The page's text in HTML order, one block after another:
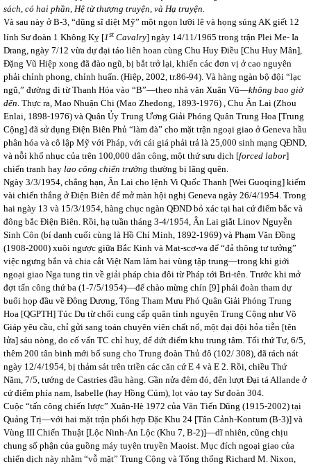
sách, có hai phần, Hệ từ thượng truyện, và Hạ truyện.
Và sau này ở B-3, “dũng sĩ diệt Mỹ” một ngọn lưỡi lê và họng súng AK giết 12
lính Sư đoàn 1 Không Kỵ [1stCavalry] ngày 14/11/1965 trong trận Plei Me- Ia
Drang, ngày 7/12 vừa dự đại táo liên hoan cùng Chu Huy Điều [Chu Huy Mân],
Đặng Vũ Hiệp xong đã đào ngũ, bị bắt trở lại, khiến các đơn vị ở cao nguyên
phải chỉnh phong, chỉnh huấn. (Hiệp, 2002, tr.86-94). Và hàng ngàn bộ đội “lạc
ngũ,” đường đi từ Thanh Hóa vào “B”—theo nhà văn Xuân Vũ—không bao giờ
đến. Thực ra, Mao Nhuận Chi (Mao Zhedong, 1893-1976) , Chu Ân Lai (Zhou
Enlai, 1898-1976) và Quân Ủy Trung Ương Giải Phóng Quân Trung Hoa [Trung
Cộng] đã sử dụng Điện Biên Phủ “làm đà” cho mặt trận ngoại giao ở Geneva hầu
phân hóa và cô lập Mỹ với Pháp, với cái giá phải trả là 25,000 sinh mạng QĐND,
và nỗi khổ nhục của trên 100,000 dân công, một thứ sưu dịch [forced labor]
chiến tranh hay lao công chiến trường thường bị lãng quên.
Ngày 3/3/1954, chẳng hạn, Ân Lai cho lệnh Vi Quốc Thanh [Wei Guoqing] kiếm
vài chiến thắng ở Điện Biên để mở màn hội nghị Geneva ngày 26/4/1954. Trong
hai ngày 13 và 15/3/1954, hàng chục ngàn QĐND bỏ xác tại hai cứ điểm bắc và
đông bắc Điện Biên. Rồi, hạ tuần tháng 3-4/1954, Ân Lai giắt Linov Nguyễn
Sinh Côn (bí danh cuối cùng là Hồ Chí Minh, 1892-1969) và Phạm Văn Đồng
(1908-2000) xuôi ngược giữa Bắc Kinh và Mat-scơ-va để “đả thông tư tưởng”
việc ngưng bắn và chia cắt Việt Nam làm hai vùng tập trung—trong khi giới
ngoại giao Nga tung tin về giải pháp chia đôi từ Pháp tới Bri-tên. Trước khi mở
đợt tấn công thứ ba (1-7/5/1954)—để chào mừng chín [9] phái đoàn tham dự
buổi họp đầu về Đông Dương, Tổng Tham Mưu Phó Quân Giải Phóng Trung
Hoa [QGPTH] Túc Dụ từ chối cung cấp quân tình nguyện Trung Cộng như Võ
Giáp yêu cầu, chỉ gửi sang toán chuyên viên chất nổ, một đại đội hỏa tiễn [tên
lửa] sáu nòng, do cố vấn TC chỉ huy, để dứt điểm khu trung tâm. Tối thứ Tư, 6/5,
thêm 200 tân binh mới bổ sung cho Trung đoàn Thủ đô (102/ 308), đã rách nát
ngày 12/4/1954, bị thảm sát trên triền các căn cứ E 4 và E 2. Rồi, chiều Thứ
Năm, 7/5, tướng de Castries đầu hàng. Gần nửa đêm đó, đến lượt Đại tá Allande ở
cứ điểm phía nam, Isabelle (hay Hồng Cúm), lọt vào tay Sư đoàn 304.
Cuộc “tấn công chiến lược” Xuân-Hè 1972 của Văn Tiến Dũng (1915-2002) tại
Quảng Trị—với hai mặt trận phối hợp Đặc Khu 24 [Tân Cảnh-Kontum (B-3)] và
Vùng III Chiến Thuật [Lộc Ninh-An Lộc (Khu 7, B-2)]—dĩ nhiên, cũng chịu
chung số phận của guồng máy tuyên truyền Maoist. Mục đích ngoại giao của
chiến dịch này nhằm “vỗ mặt” Trung Cộng và Tổng thống Richard M. Nixon,